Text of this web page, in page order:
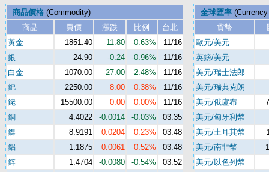
商品價格(Commodity)
商品
買價 漲跌 比例
台北
黃金
1851.40 -11.80 -0.63%
11/16
銀
24.90 -0.24 -0.96%
11/16
白金
1070.00 -27.00 -2.48%
11/16
鈀
2250.00 8.00 0.38%
11/16
銠
15500.00 0.00 0.00%
11/16
銅
4.4022 -0.0014 -0.03%
03:35
鎳
8.9191 0.0204 0.23%
03:48
鋁
1.1875 0.0061 0.52%
03:48
鋅
1.4704 -0.0080 -0.54%
03:52
全球匯率(Currency
貨幣
歐元/美元
英鎊/美元
美元/瑞士法郎
美元/瑞典克朗
美元/俄盧布
美元/匈牙利幣
美元/土耳其幣
美元/南非幣
美元/以色列幣